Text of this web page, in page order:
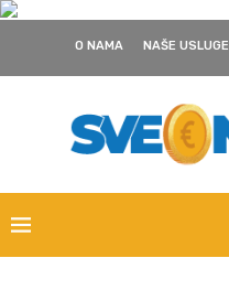
O NAMA NAŠE USLUGE